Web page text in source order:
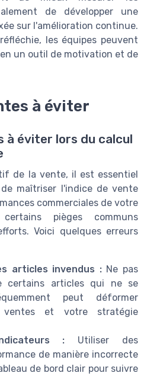
de développer une
sur l'amélioration continue.
les équipes peuvent
un outil de motivation et de
à éviter
à éviter lors du calcul
de la vente, il est essentiel
maîtriser l'indice de vente
commerciales de votre
pièges communs
Voici quelques erreurs
articles invendus :Ne pas
certains articles qui ne se
peut déformer
et votre stratégie
: Utiliser des
de manière incorrecte
de bord clair pour suivre